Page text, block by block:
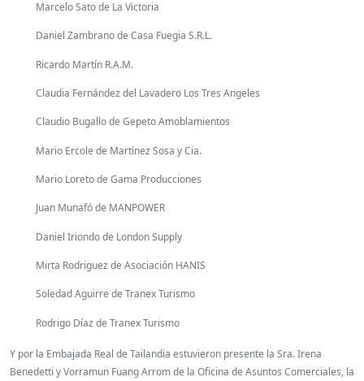
Marcelo Sato de La Victoria
Daniel Zambrano de Casa Fuegia S.R.L.
Ricardo Martín R.A.M.
Claudia Fernández del Lavadero Los Tres Angeles
Claudio Bugallo de Gepeto Amoblamientos
Mario Ercole de Martínez Sosa y Cia.
Mario Loreto de Gama Producciones
Juan Munafó de MANPOWER
Daniel Iriondo de London Supply
Mirta Rodriguez de Asociación HANIS
Soledad Aguirre de Tranex Turismo
Rodrigo Díaz de Tranex Turismo
Y por la Embajada Real de Tailandia estuvieron presente la Sra. Irena
Benedetti y Vorramun Fuang Arrom de la Oficina de Asuntos Comerciales, la